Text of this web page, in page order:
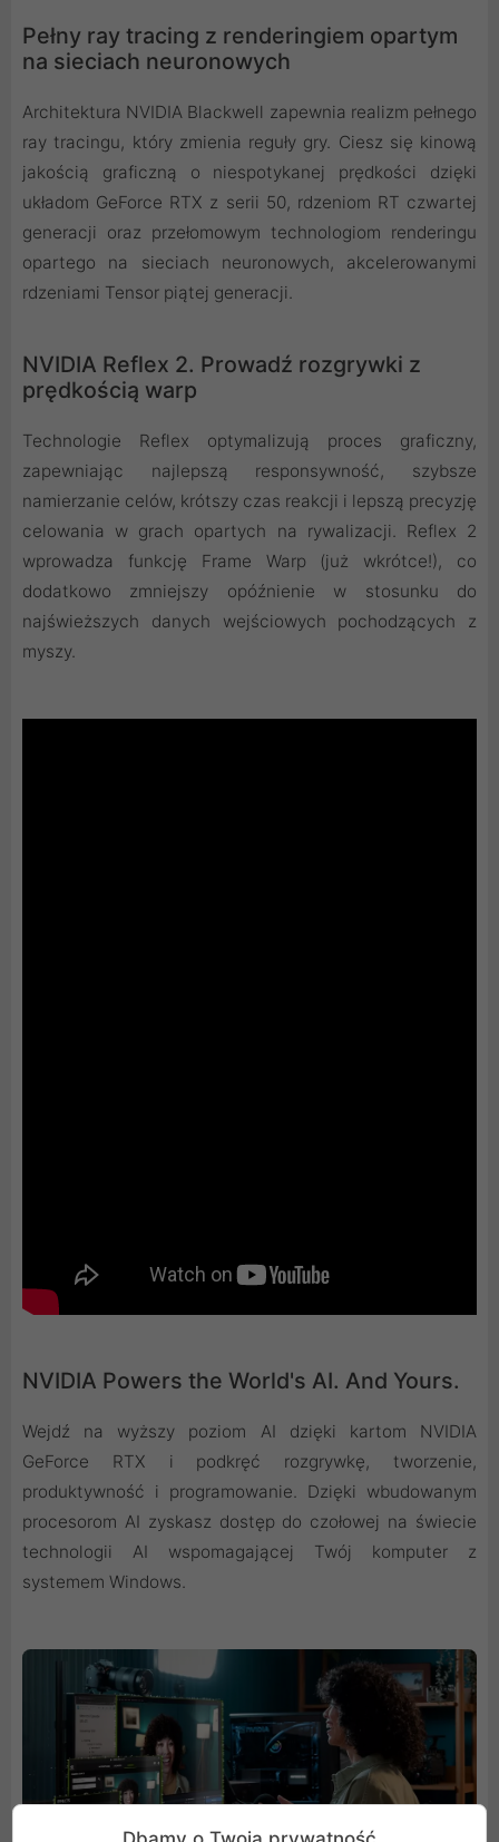
Pełny ray tracing z renderingiem opartym
na sieciach neuronowych
Architektura NVIDIA Blackwell zapewnia realizm pełnego
ray tracingu, który zmienia reguły gry. Ciesz się kinową
jakością graficzną o niespotykanej prędkości dzięki
układom GeForce RTX z serii 50, rdzeniom RT czwartej
generacji oraz przełomowym technologiom renderingu
opartego na sieciach neuronowych, akcelerowanymi
rdzeniami Tensor piątej generacji.
NVIDIA Reflex 2. Prowadź rozgrywki z
prędkością warp
Technologie Reflex optymalizują proces graficzny,
zapewniając najlepszą responsywność, szybsze
namierzanie celów, krótszy czas reakcji i lepszą precyzję
celowania w grach opartych na rywalizacji. Reflex 2
wprowadza funkcję Frame Warp (już wkrótce!), co
dodatkowo zmniejszy opóźnienie w stosunku do
najświeższych danych wejściowych pochodzących z
myszy.
NVIDIA Powers the World's AI. And Yours.
Wejdź na wyższy poziom AI dzięki kartom NVIDIA
GeForce RTX i podkręć rozgrywkę, tworzenie,
produktywność i programowanie. Dzięki wbudowanym
procesorom AI zyskasz dostęp do czołowej na świecie
technologii AI wspomagającej Twój komputer z
systemem Windows.